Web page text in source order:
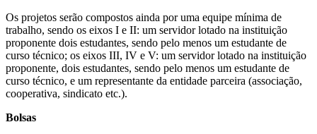
Os projetos serão compostos ainda por uma equipe mínima de
trabalho, sendo os eixos I e II: um servidor lotado na instituição
proponente dois estudantes, sendo pelo menos um estudante de
curso técnico; os eixos III, IV e V: um servidor lotado na instituição
proponente, dois estudantes, sendo pelo menos um estudante de
curso técnico, e um representante da entidade parceira (associação,
cooperativa, sindicato etc.).
Bolsas